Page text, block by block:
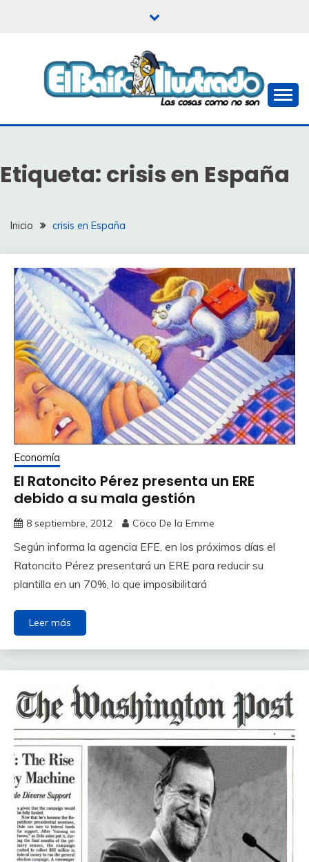
EL BAIFO ILUSTRADO
Etiqueta: crisis en España
Inicio crisis en España
Economía
El Ratoncito Pérez presenta un ERE
debido a su mala gestión
8 septiembre, 2012 Cöco De la Emme
Según informa la agencia EFE, en los próximos días el
Ratoncito Pérez presentará un ERE para reducir su
plantilla en un 70%, lo que imposibilitará
Leer más